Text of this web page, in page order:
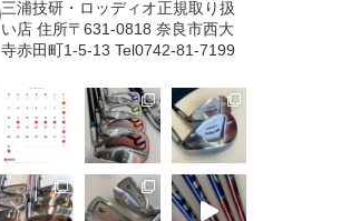
三浦技研・ロッディオ正規取り扱
い店 住所〒631-0818 奈良市西大
寺赤田町1-5-13 Tel0742-81-7199